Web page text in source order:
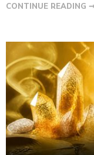
CONTINUE READING